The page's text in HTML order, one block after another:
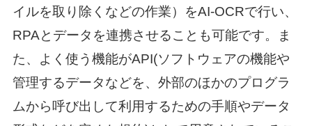
イルを取り除くなどの作業）をAI-OCRで行い、
RPAとデータを連携させることも可能です。ま
た、よく使う機能がAPI(ソフトウェアの機能や
管理するデータなどを、外部のほかのプログラ
ムから呼び出して利用するための手順やデータ